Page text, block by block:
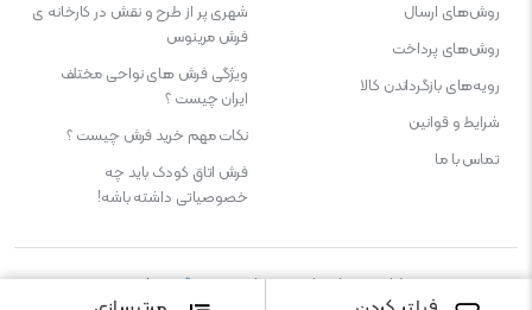
روش‌های ارسال
روش‌های پرداخت
رویه‌های بازگرداندن کالا
شرایط و قوانین
تماس با ما
شهری پر از طرح و نقش در کارخانه ی
فرش مرینوس
ویژگی‌ فرش‌ های نواحی مختلف
ایران چیست ؟
نکات مهم خرید فرش چیست ؟
فرش اتاق کودک باید چه
خصوصیاتی داشته باشه!
طراحی و پشتیبانی و میزبانی :میهن گستر پارس